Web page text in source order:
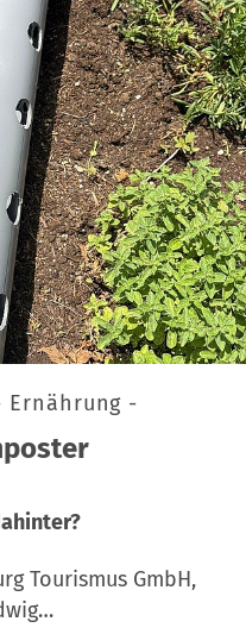
Ernährung -
Tourismus GmbH,